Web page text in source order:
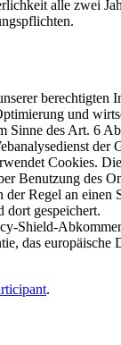
alle zwei
berechtigten
und
Sinne des Art. 6
der
Cookies.
Benutzung des
Regel an einen
dort gespeichert.
Shield-
das europäische
.